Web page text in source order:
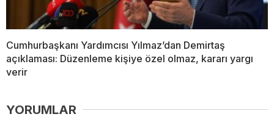
Cumhurbaşkanı Yardımcısı Yılmaz’dan Demirtaş
açıklaması: Düzenleme kişiye özel olmaz, kararı yargı
verir
YORUMLAR